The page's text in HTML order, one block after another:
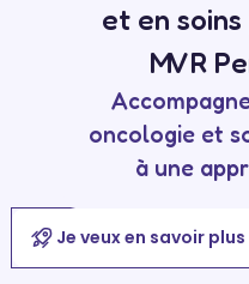
et en
MVR
oncologie et
à une
Je veux en savoir plus